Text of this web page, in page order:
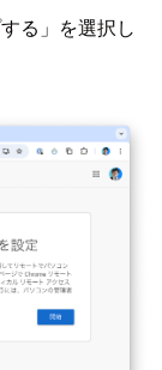
る」を選択し